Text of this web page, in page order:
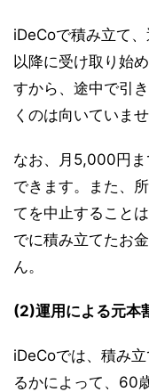
iDeCoで積み立て
以降に受け取り始
すから、途中で引
くのは向いていませ
なお、月5,000円
できます。また、
てを中止すること
でに積み立てたお
ん。
(2)運用による元本
iDeCoでは、積み
るかによって、60